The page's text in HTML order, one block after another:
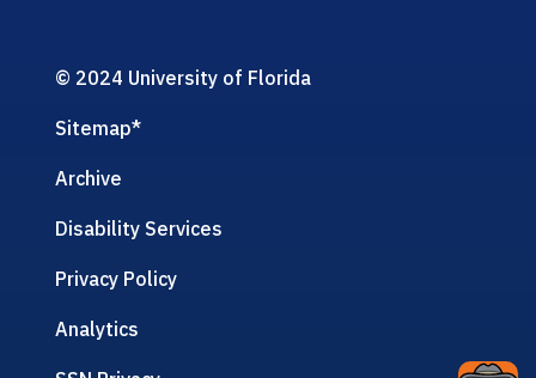
© 2024 University of Florida
Sitemap*
Archive
Disability Services
Privacy Policy
Analytics